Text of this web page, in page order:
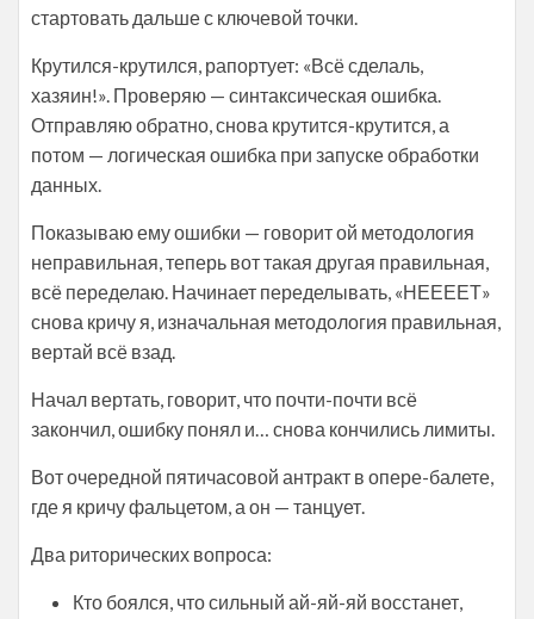
стартовать дальше с ключевой точки.
Крутился-крутился, рапортует: «Всё сделаль,
хазяин!». Проверяю — синтаксическая ошибка.
Отправляю обратно, снова крутится-крутится, а
потом — логическая ошибка при запуске обработки
данных.
Показываю ему ошибки — говорит ой методология
неправильная, теперь вот такая другая правильная,
всё переделаю. Начинает переделывать, «НЕЕЕЕТ»
снова кричу я, изначальная методология правильная,
вертай всё взад.
Начал вертать, говорит, что почти-почти всё
закончил, ошибку понял и… снова кончились лимиты.
Вот очередной пятичасовой антракт в опере-балете,
где я кричу фальцетом, а он — танцует.
Два риторических вопроса:
Кто боялся, что сильный ай-яй-яй восстанет,